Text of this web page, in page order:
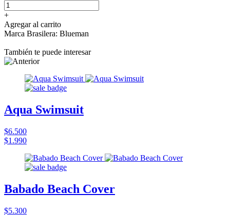
+
Agregar al carrito
Marca Brasilera: Blueman
También te puede interesar
Aqua Swimsuit
$6.500
$1.990
Babado Beach Cover
$5.300